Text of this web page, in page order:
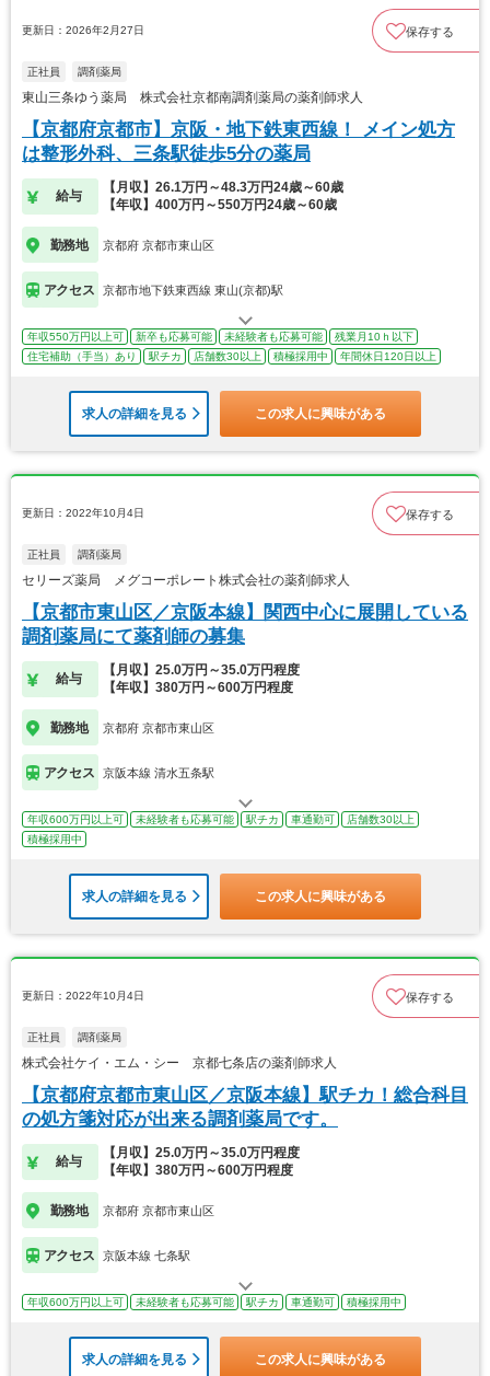
更新日：2026年2月27日 保存する
正社員 調剤薬局
東山三条ゆう薬局 株式会社京都南調剤薬局の薬剤師求人
【京都府京都市】京阪・地下鉄東西線！ メイン処方
は整形外科、三条駅徒歩5分の薬局
給与
【月収】26.1万円～48.3万円24歳～60歳
【年収】400万円～550万円24歳～60歳
勤務地 京都府 京都市東山区
アクセス 京都市地下鉄東西線 東山(京都)駅
年収550万円以上可 新卒も応募可能 未経験者も応募可能
残業月10ｈ以下
住宅補助（手当）あり
駅チカ 店舗数30以上 積極採用中 年間休日120日以上
求人の詳細を見る この求人に興味がある
更新日：2022年10月4日 保存する
正社員 調剤薬局
セリーズ薬局 メグコーポレート株式会社の薬剤師求人
【京都市東山区／京阪本線】関西中心に展開している
調剤薬局にて薬剤師の募集
給与
【月収】25.0万円～35.0万円程度
【年収】380万円～600万円程度
勤務地 京都府 京都市東山区
アクセス 京阪本線 清水五条駅
年収600万円以上可 未経験者も応募可能 駅チカ 車通勤可
店舗数30以上
積極採用中
求人の詳細を見る この求人に興味がある
更新日：2022年10月4日 保存する
正社員 調剤薬局
株式会社ケイ・エム・シー 京都七条店の薬剤師求人
【京都府京都市東山区／京阪本線】駅チカ！総合科目
の処方箋対応が出来る調剤薬局です。
給与
【月収】25.0万円～35.0万円程度
【年収】380万円～600万円程度
勤務地 京都府 京都市東山区
アクセス 京阪本線 七条駅
年収600万円以上可 未経験者も応募可能 駅チカ 車通勤可 積極採用中
求人の詳細を見る この求人に興味がある